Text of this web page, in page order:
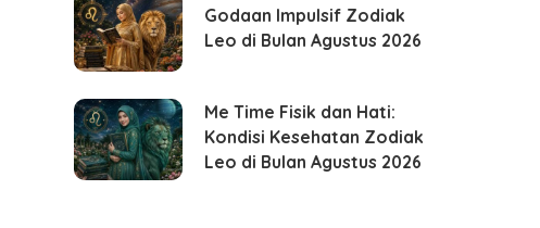
Godaan Impulsif Zodiak
Leo di Bulan Agustus 2026
Me Time Fisik dan Hati:
Kondisi Kesehatan Zodiak
Leo di Bulan Agustus 2026